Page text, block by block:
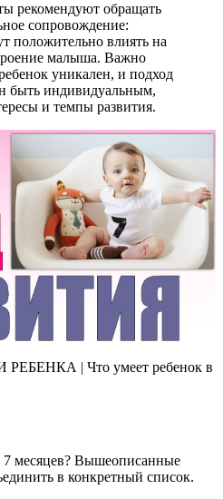
рекомендуют обращать
сопровождение:
положительно влиять на
малыша. Важно
уникален, и подход
быть индивидуальным,
и темпы развития.
| Что умеет ребенок в
7 месяцев? Вышеописанные
в конкретный список.